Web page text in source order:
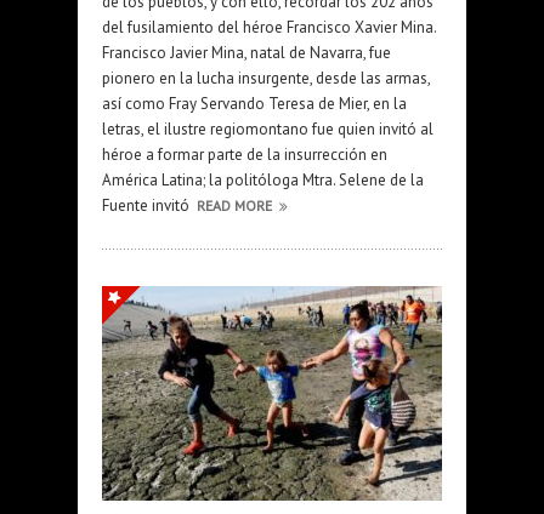
del fusilamiento del héroe Francisco Xavier Mina.
Francisco Javier Mina, natal de Navarra, fue
pionero en la lucha insurgente, desde las armas,
así como Fray Servando Teresa de Mier, en la
letras, el ilustre regiomontano fue quien invitó al
héroe a formar parte de la insurrección en
América Latina; la politóloga Mtra. Selene de la
Fuente invitó READ MORE